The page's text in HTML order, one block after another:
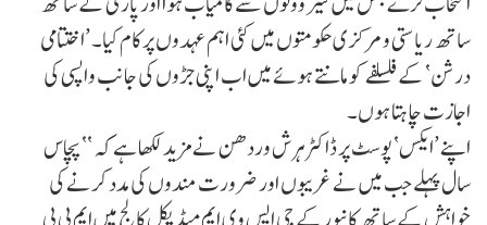
ساتھ ریاستی و مرکزی حکومتوں میں کئی اہم عہدوں پر کام کیا۔ ’اختتامی
درشن‘ کے فلسلفے کو مانتے ہوئے میں اب اپنی جڑوں کی جانب واپسی کی
اجازت چاہتا ہوں۔
اپنے ’ایکس‘ پوسٹ پر ڈاکٹر ہرش وردھن نے مزید لکھا ہے کہ ‘‘پچاس
سال پہلے جب میں نے غریبوں اور ضرورت مندوں کی مدد کرنے کی